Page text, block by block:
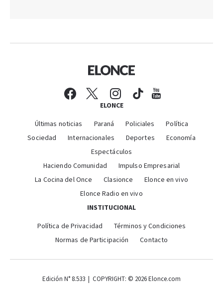
ELONCE
Últimas noticias Paraná Policiales
Política
Sociedad
Internacionales Deportes
Economía
Espectáculos
Haciendo Comunidad
Impulso Empresarial
La Cocina del Once
Clasionce
Elonce en vivo
Elonce Radio en vivo
INSTITUCIONAL
Política de Privacidad
Términos y Condiciones
Normas de Participación
Contacto
Edición N° 8.533 | COPYRIGHT: © 2026 Elonce.com